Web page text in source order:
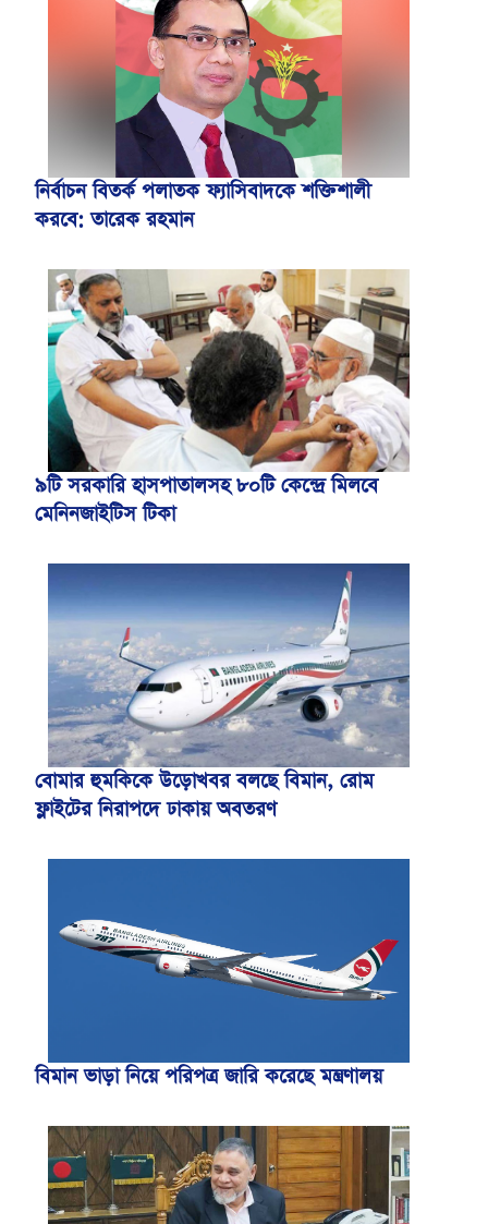
নির্বাচন বিতর্ক পলাতক ফ্যাসিবাদকে শক্তিশালী
করবে: তারেক রহমান
৯টি সরকারি হাসপাতালসহ ৮০টি কেন্দ্রে মিলবে
মেনিনজাইটিস টিকা
বোমার হুমকিকে উড়োখবর বলছে বিমান, রোম
ফ্লাইটের নিরাপদে ঢাকায় অবতরণ
বিমান ভাড়া নিয়ে পরিপত্র জারি করেছে মন্ত্রণালয়